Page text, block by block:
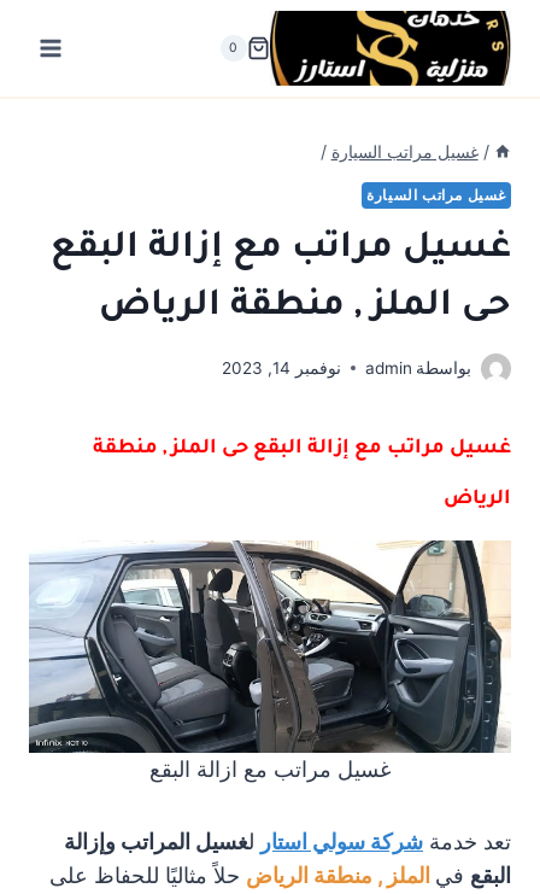
التجاوز
المحتوى
0
/ غسيل مراتب السيارة /
غسيل مراتب السيارة
غسيل مراتب مع إزالة البقع
حى الملز , منطقة الرياض
بواسطة admin نوفمبر 14, 2023
غسيل مراتب مع إزالة البقع حى الملز , منطقة
الرياض
غسيل مراتب مع ازالة البقع
تعد خدمة شركة سولي استار لغسيل المراتب وإزالة
البقع في الملز , منطقة الرياض حلاً مثاليًا للحفاظ على